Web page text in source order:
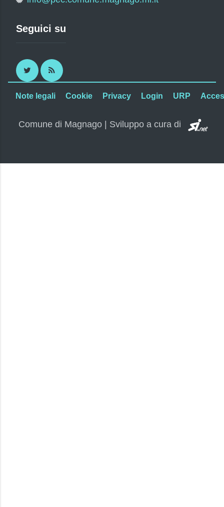
Seguici su
Twitter RSS
Note legali Cookie Privacy Login URP
Comune di Magnago | Sviluppo a cura di